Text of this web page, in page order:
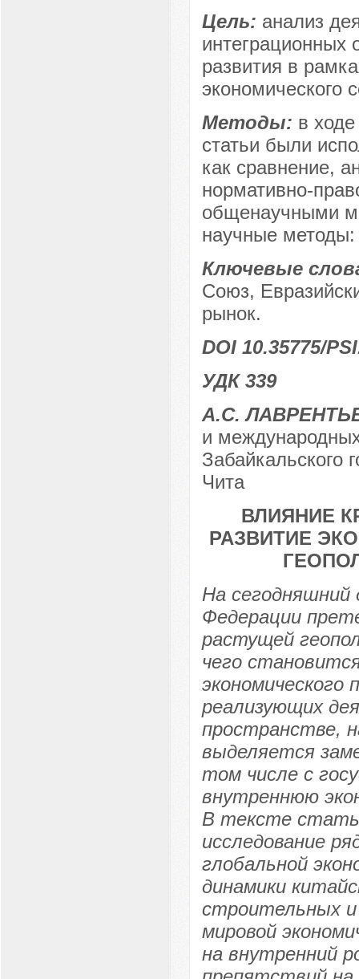
Цель: анализ
интеграционных
развития в
экономического
Методы: в
статьи были
как сравнение,
нормативно-
общенаучными
научные
Ключевые
Союз,
рынок.
DOI 10.35775/
УДК 339
А.С.
и
Забайкальского
Чита
ВЛИЯНИЕ
РАЗВИТИЕ
На сегодняшний
Федерации
растущей
чего
реализующих
пространстве,
выделяется
том числе с
внутреннюю
В тексте
исследование
глобальной
динамики
строительных
мировой
на внутренний